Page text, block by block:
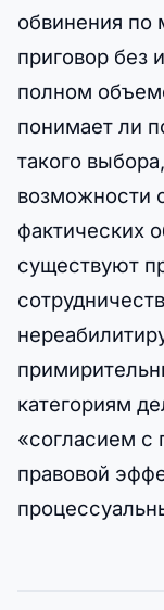
обвинения по
приговор без
полном
понимает ли
такого
возможности
фактических
существуют
категориям
«согласием с
правовой